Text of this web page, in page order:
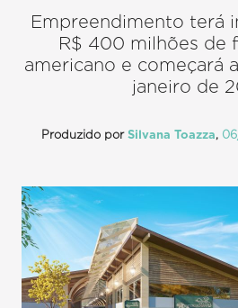
Empreendimento terá
R$ 400 milhões de
americano e começará
janeiro de
Produzido por Silvana Toazza,